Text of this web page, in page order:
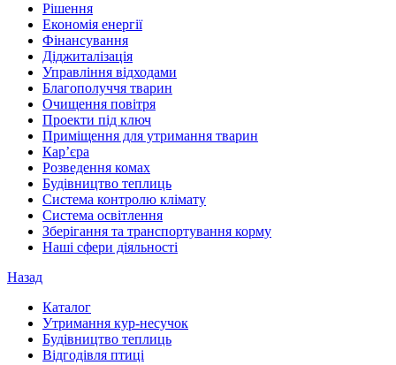
Рішення
Економія енергії
Фінансування
Діджиталізація
Управління відходами
Благополуччя тварин
Очищення повітря
Проекти під ключ
Приміщення для утримання тварин
Кар’єра
Розведення комах
Будівництво теплиць
Система контролю клімату
Система освітлення
Зберігання та транспортування корму
Наші сфери діяльності
Назад
Каталог
Утримання кур-несучок
Будівництво теплиць
Відгодівля птиці